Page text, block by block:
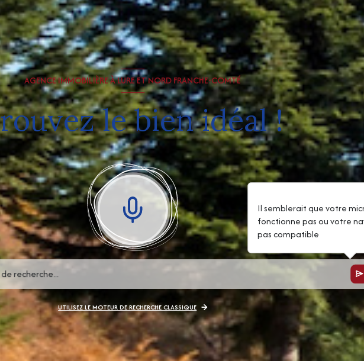
AGENCE IMMOBILIÈRE À LURE ET NORD FRANCHE-COMTÉ
le bien idéal !
Il semblerait que votre
fonctionne pas ou votre
pas compatible
UTILISEZ LE MOTEUR DE RECHERCHE CLASSIQUE